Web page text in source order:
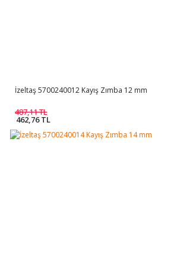
İzeltaş 5700240012 Kayış Zımba 12 mm
487,11 TL
462,76 TL